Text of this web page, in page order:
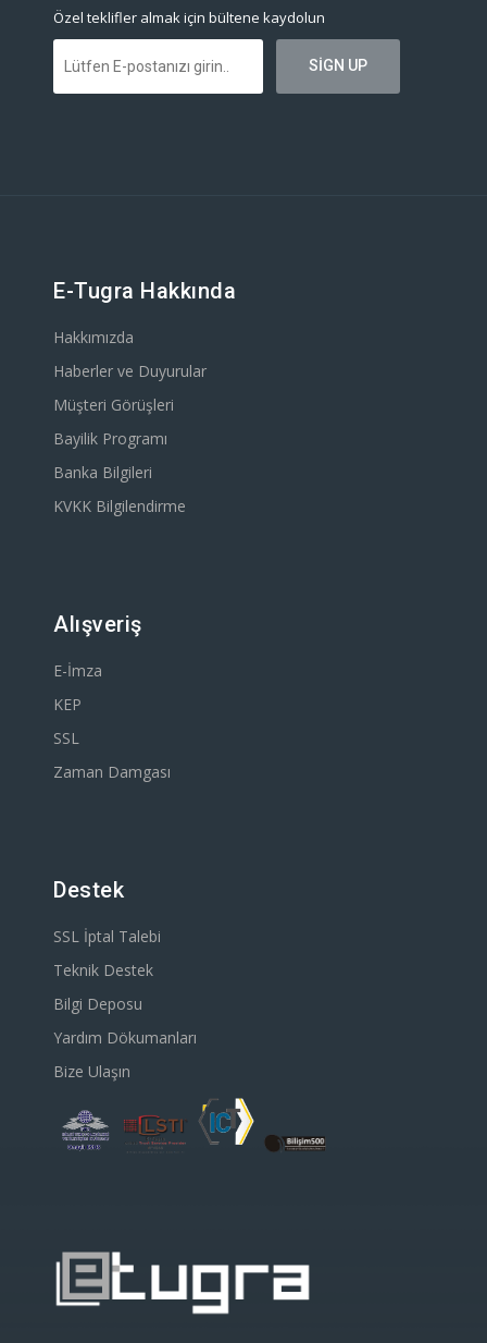
Özel teklifler almak için bültene kaydolun
E-Tugra Hakkında
Hakkımızda
Haberler ve Duyurular
Müşteri Görüşleri
Bayilik Programı
Banka Bilgileri
KVKK Bilgilendirme
Alışveriş
E-İmza
KEP
SSL
Zaman Damgası
Destek
SSL İptal Talebi
Teknik Destek
Bilgi Deposu
Yardım Dökumanları
Bize Ulaşın